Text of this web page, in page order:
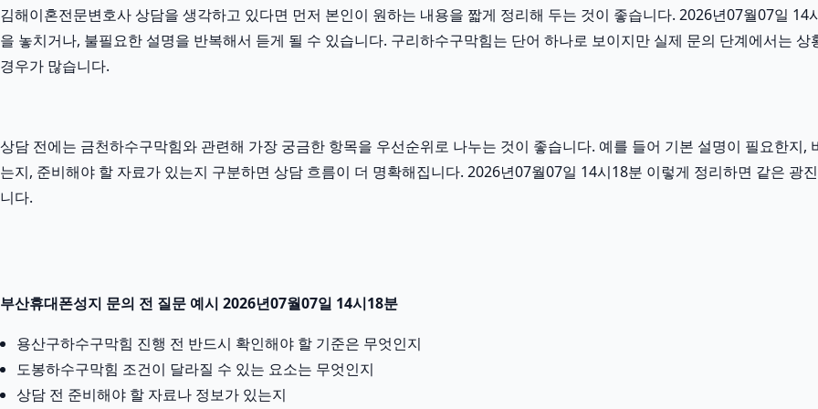
김해이혼전문변호사 상담을 생각하고 있다면 먼저 본인이 원하는 내용을 짧게 정리해 두는 것이 좋습니다. 2026년07월07일
을 놓치거나, 불필요한 설명을 반복해서 듣게 될 수 있습니다. 구리하수구막힘는 단어 하나로 보이지만 실제 문의 단계에서는
경우가 많습니다.
상담 전에는 금천하수구막힘와 관련해 가장 궁금한 항목을 우선순위로 나누는 것이 좋습니다. 예를 들어 기본 설명이 필요한지
는지, 준비해야 할 자료가 있는지 구분하면 상담 흐름이 더 명확해집니다. 2026년07월07일 14시18분 이렇게 정리하면 같은 광
니다.
부산휴대폰성지 문의 전 질문 예시 2026년07월07일 14시18분
용산구하수구막힘 진행 전 반드시 확인해야 할 기준은 무엇인지
도봉하수구막힘 조건이 달라질 수 있는 요소는 무엇인지
상담 전 준비해야 할 자료나 정보가 있는지